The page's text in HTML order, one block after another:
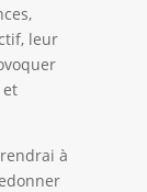
leur
et
à